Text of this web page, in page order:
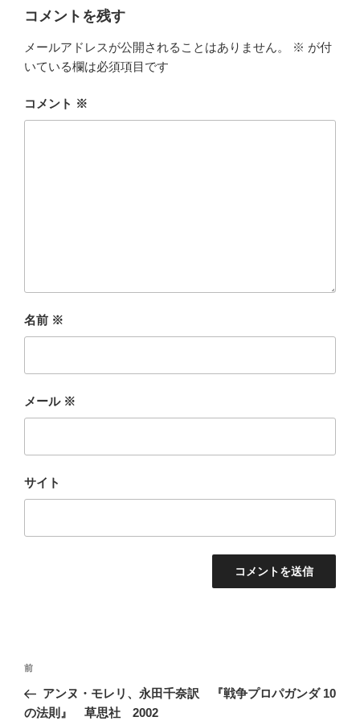
コメントを残す
メールアドレスが公開されることはありません。 ※ が付
いている欄は必須項目です
コメント ※
名前 ※
メール ※
サイト
投
ナ
前
の
投
前
アンヌ・モレリ、永田千奈訳 『戦争プロパガンダ 10
の法則』 草思社 2002